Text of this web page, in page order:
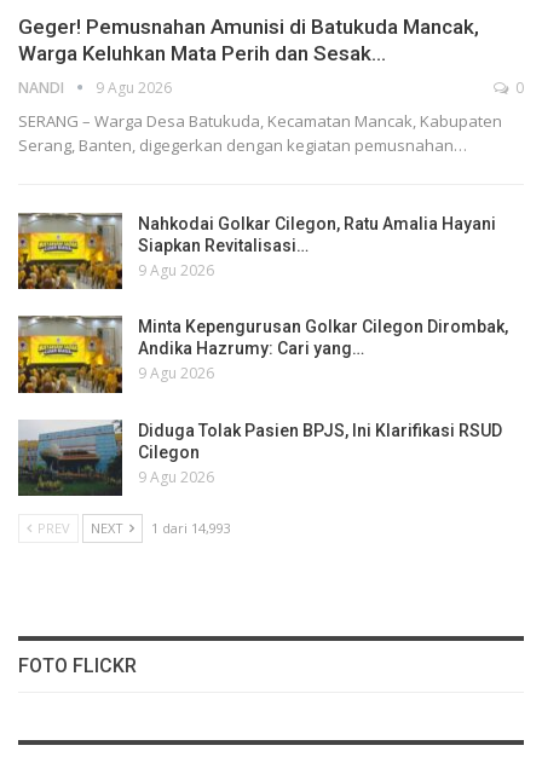
Geger! Pemusnahan Amunisi di Batukuda Mancak,
Warga Keluhkan Mata Perih dan Sesak…
NANDI 9 Agu 2026 0
SERANG – Warga Desa Batukuda, Kecamatan Mancak, Kabupaten
Serang, Banten, digegerkan dengan kegiatan pemusnahan…
Nahkodai Golkar Cilegon, Ratu Amalia Hayani
Siapkan Revitalisasi…
9 Agu 2026
Minta Kepengurusan Golkar Cilegon Dirombak,
Andika Hazrumy: Cari yang…
9 Agu 2026
Diduga Tolak Pasien BPJS, Ini Klarifikasi RSUD
Cilegon
9 Agu 2026
PREV NEXT 1 dari 14,993
FOTO FLICKR